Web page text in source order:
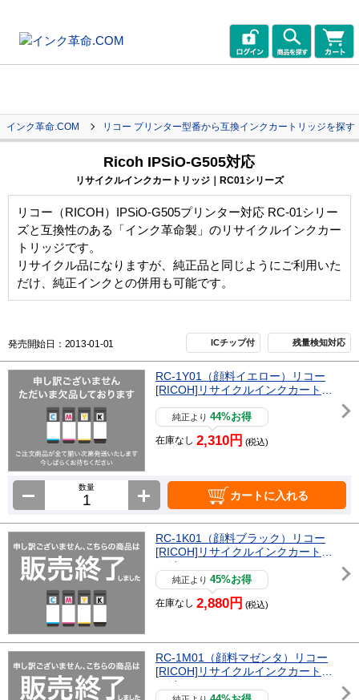
インク革命.COM リコー プリンター型番から互換インクカートリッジを探す
Ricoh IPSiO-G505対応
リサイクルインクカートリッジ｜RC01シリーズ
リコー（RICOH）IPSiO-G505プリンター対応 RC-01シリー
ズと互換性のある「インク革命製」のリサイクルインクカー
トリッジです。
リサイクル品になりますが、純正品と同じようにご利用いた
だけ、純正インクとの併用も可能です。
発売開始日：2013-01-01 ICチップ付 残量検知対応
RC-1Y01（顔料イエロー）リコー
[RICOH]リサイクルインクカートリ
純正より44%お得
在庫なし 2,310円 (税込)
数量
カートに入れる
RC-1K01（顔料ブラック）リコー
[RICOH]リサイクルインクカートリ
ッジ
純正より45%お得
在庫なし 2,880円 (税込)
RC-1M01（顔料マゼンタ）リコー
[RICOH]リサイクルインクカートリ
ッジ